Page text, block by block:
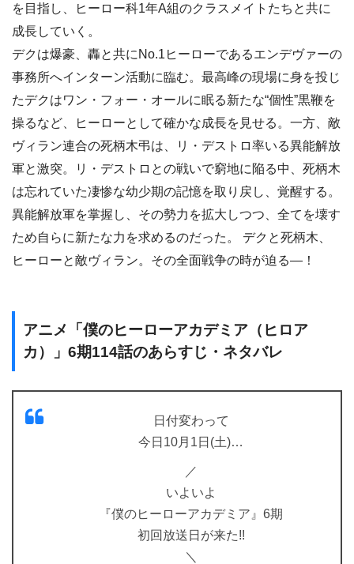
を目指し、ヒーロー科1年A組のクラスメイトたちと共に
成長していく。
デクは爆豪、轟と共にNo.1ヒーローであるエンデヴァーの
事務所へインターン活動に臨む。最高峰の現場に身を投じ
たデクはワン・フォー・オールに眠る新たな“個性”黒鞭を
操るなど、ヒーローとして確かな成長を見せる。一方、敵
ヴィラン連合の死柄木弔は、リ・デストロ率いる異能解放
軍と激突。リ・デストロとの戦いで窮地に陥る中、死柄木
は忘れていた凄惨な幼少期の記憶を取り戻し、覚醒する。
異能解放軍を掌握し、その勢力を拡大しつつ、全てを壊す
ため自らに新たな力を求めるのだった。 デクと死柄木、
ヒーローと敵ヴィラン。その全面戦争の時が迫る―！
アニメ「僕のヒーローアカデミア（ヒロア
カ）」6期114話のあらすじ・ネタバレ
日付変わって
今日10月1日(土)…
／
いよいよ
『僕のヒーローアカデミア』6期
初回放送日が来た!!
＼